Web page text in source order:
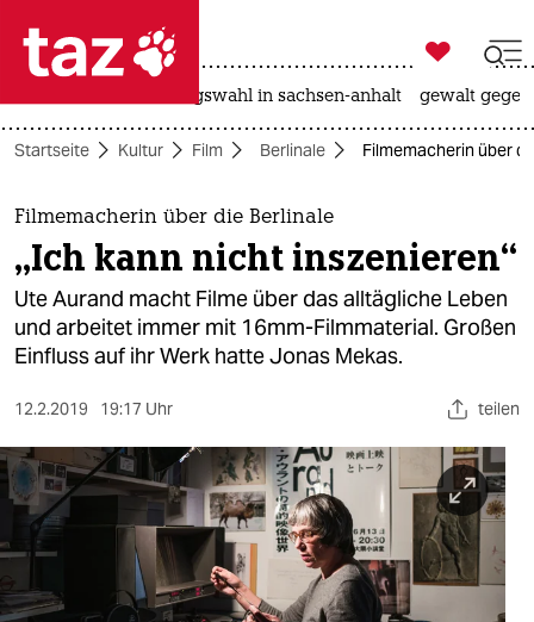
 taz zahl ich
taz zahl ich
themen
politik
öko
sport
berlin
nord

taz zahl ich
landtagswahl in sachsen-anhalt gewalt
Startseite Kultur Film Berlinale Filmemacherin über
Filmemacherin über die Berlinale
„Ich kann nicht inszenieren“
Ute Aurand macht Filme über das alltägliche Leben
und arbeitet immer mit 16mm-Filmmaterial. Großen
Einfluss auf ihr Werk hatte Jonas Mekas.
12.2.2019 19:17 Uhr teilen